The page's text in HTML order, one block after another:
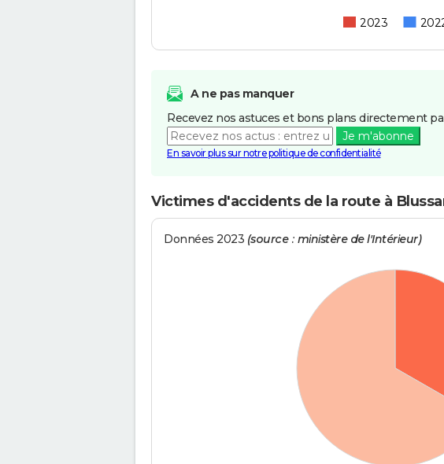
2023
A ne pas manquer
Recevez nos astuces et bons plans directement
Je m'abonne
En savoir plus sur notre politique de confidentialité
Victimes d'accidents de la route à
Données 2023 (source : ministère de l'Intérieur)